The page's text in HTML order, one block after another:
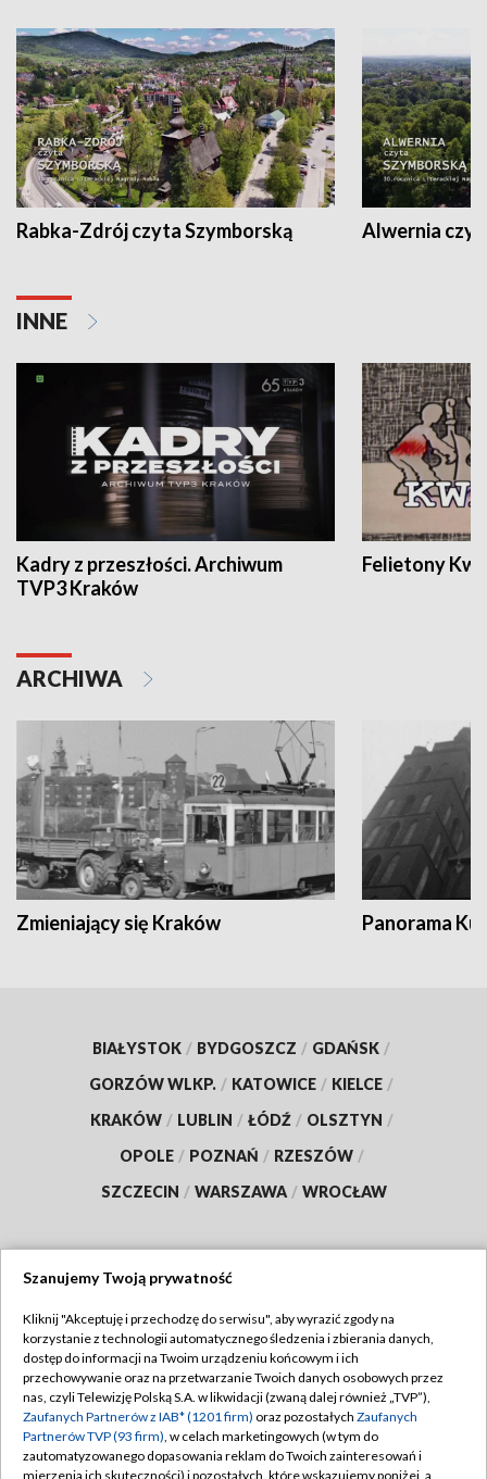
Rabka-Zdrój czyta Szymborską Alwernia
INNE
Kadry z przeszłości. Archiwum
TVP3 Kraków
Felietony
ARCHIWA
Zmieniający się Kraków Panorama
BIAŁYSTOK / BYDGOSZCZ / GDAŃSK /
GORZÓW WLKP. / KATOWICE / KIELCE /
KRAKÓW / LUBLIN / ŁÓDŹ / OLSZTYN /
OPOLE / POZNAŃ / RZESZÓW /
SZCZECIN / WARSZAWA / WROCŁAW
TVP
Abonament TVP
Emisja w TVP
Centrum informacji TVP
Regulamin TVP
Polityka prywatności
Moje zgody
Szanujemy Twoją prywatność
Kliknij "Akceptuję i przechodzę do serwisu", aby wyrazić zgody na
korzystanie z technologii automatycznego śledzenia i zbierania danych,
dostęp do informacji na Twoim urządzeniu końcowym i ich
przechowywanie oraz na przetwarzanie Twoich danych osobowych przez
nas, czyli Telewizję Polską S.A. w likwidacji (zwaną dalej również „TVP”),
Zaufanych Partnerów z IAB* (1201 firm) oraz pozostałych Zaufanych
Partnerów TVP (93 firm), w celach marketingowych (w tym do
zautomatyzowanego dopasowania reklam do Twoich zainteresowań i
mierzenia ich skuteczności) i pozostałych, które wskazujemy poniżej, a